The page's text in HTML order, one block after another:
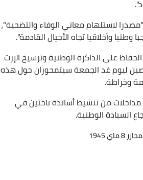
لاستلهام معاني الوفاء والتضحية"،
وأخلاقيا تجاه الأجيال القادمة".
على الذاكرة الوطنية وترسيخ الإرث
ليوم غد الجمعة سيتمحوران حول هذه
من تنشيط أساتذة باحثين في
السيادة الوطنية.
1945